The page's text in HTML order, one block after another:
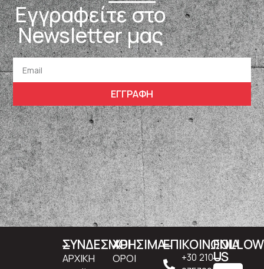
Εγγραφείτε στο
Newsletter μας
ΕΓΓΡΑΦΗ
ΣΥΝΔΕΣΜΟΙ
ΑΡΧΙΚΗ
ΧΡΗΣΙΜΑ
ΟΡΟΙ
ΕΠΙΚΟΙΝΩΝΙΑ
+30 210
FOLLOW
US